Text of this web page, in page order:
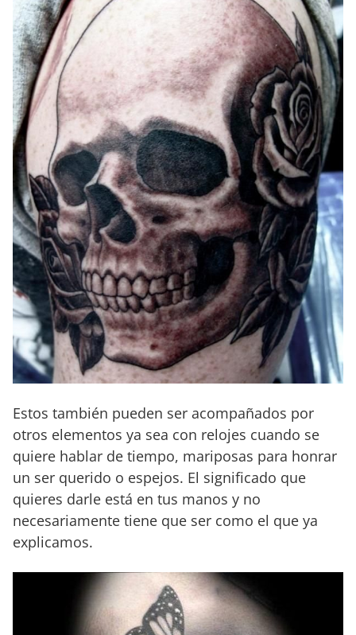
Estos también pueden ser acompañados por
otros elementos ya sea con relojes cuando se
quiere hablar de tiempo, mariposas para honrar
un ser querido o espejos. El significado que
quieres darle está en tus manos y no
necesariamente tiene que ser como el que ya
explicamos.